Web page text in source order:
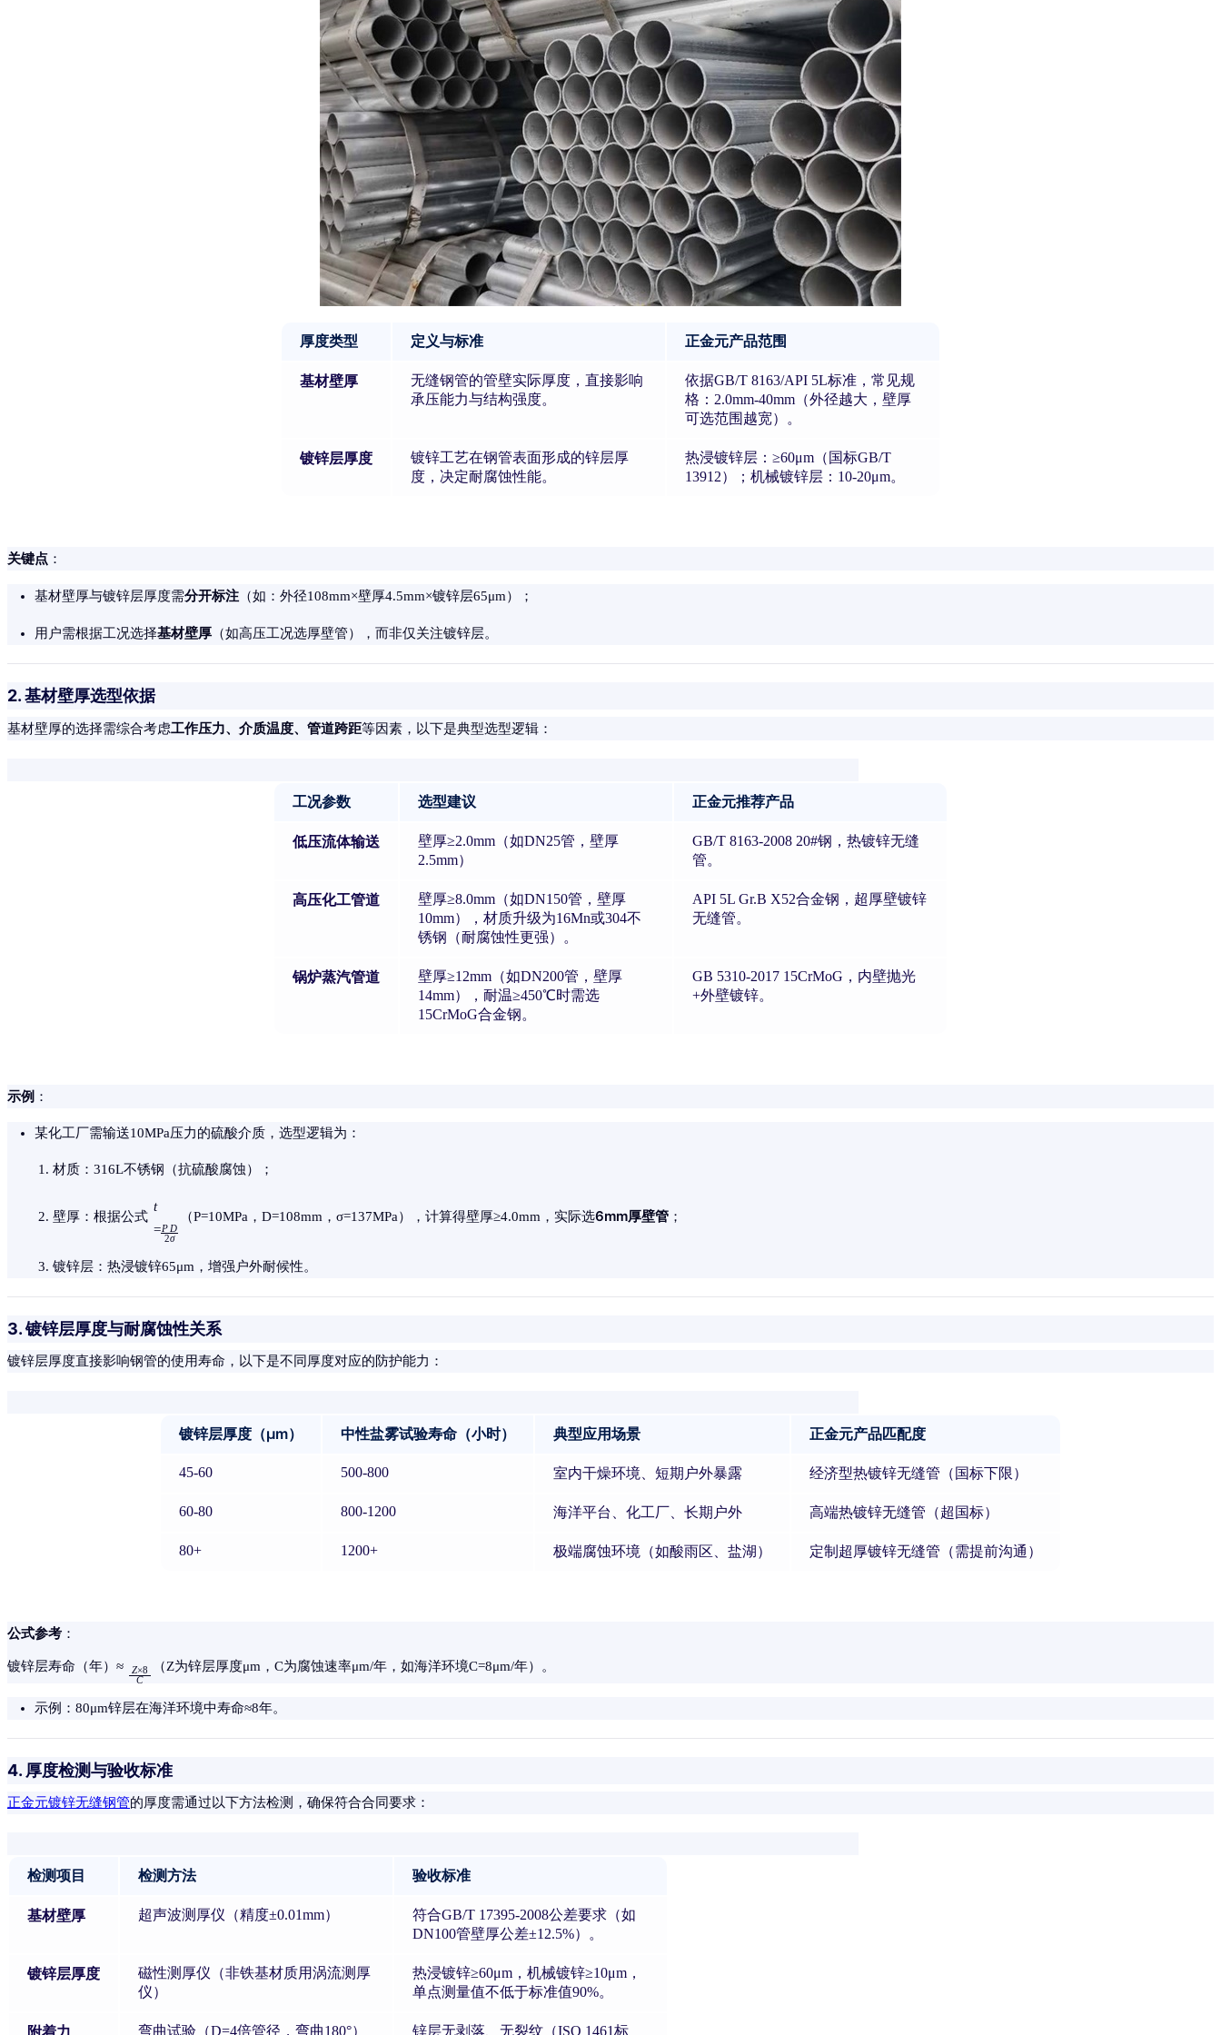
厚度类型 定义与标准 正金元产品范围
基材壁厚
无缝钢管的管壁实际厚度，直接影响
承压能力与结构强度。
依据GB/T 8163/API 5L标准，常见规
格：2.0mm-40mm（外径越大，壁厚
可选范围越宽）。
镀锌层厚度
镀锌工艺在钢管表面形成的锌层厚
度，决定耐腐蚀性能。
热浸镀锌层：≥60μm（国标GB/T
13912）；机械镀锌层：10-20μm。
关键点 ：
基材壁厚与镀锌层厚度需分开标注 （如：外径108mm×壁厚4.5mm×镀锌层65μm）；
用户需根据工况选择基材壁厚 （如高压工况选厚壁管），而非仅关注镀锌层。
2. 基材壁厚选型依据
基材壁厚的选择需综合考虑工作压力、介质温度、管道跨距等因素，以下是典型选型逻辑：
工况参数 选型建议 正金元推荐产品
低压流体输送
壁厚≥2.0mm（如DN25管，壁厚
2.5mm）
GB/T 8163-2008 20#钢，热镀锌无缝
管。
高压化工管道
壁厚≥8.0mm（如DN150管，壁厚
10mm），材质升级为16Mn或304不
锈钢（耐腐蚀性更强）。
API 5L Gr.B X52合金钢，超厚壁镀锌
无缝管。
锅炉蒸汽管道
壁厚≥12mm（如DN200管，壁厚
14mm），耐温≥450℃时需选
15CrMoG合金钢。
GB 5310-2017 15CrMoG，内壁抛光
+外壁镀锌。
示例 ：
某化工厂需输送10MPa压力的硫酸介质，选型逻辑为：
材质：316L不锈钢（抗硫酸腐蚀）；
壁厚：根据公式
t
=
2σ
P D
（P=10MPa，D=108mm，σ=137MPa），计算得壁厚≥4.0mm，实际选6mm厚壁管 ；
镀锌层：热浸镀锌65μm，增强户外耐候性。
3. 镀锌层厚度与耐腐蚀性关系
镀锌层厚度直接影响钢管的使用寿命，以下是不同厚度对应的防护能力：
镀锌层厚度（μm） 中性盐雾试验寿命（小时） 典型应用场景 正金元产品匹配度
45-60 500-800 室内干燥环境、短期户外暴露 经济型热镀锌无缝管（国标下限）
60-80 800-1200 海洋平台、化工厂、长期户外 高端热镀锌无缝管（超国标）
80+ 1200+ 极端腐蚀环境（如酸雨区、盐湖） 定制超厚镀锌无缝管（需提前沟通）
公式参考 ：
镀锌层寿命（年）≈
C
Z×8 （Z为锌层厚度μm，C为腐蚀速率μm/年，如海洋环境C=8μm/年）。
示例：80μm锌层在海洋环境中寿命≈8年。
4. 厚度检测与验收标准
正金元镀锌无缝钢管的厚度需通过以下方法检测，确保符合合同要求：
检测项目 检测方法 验收标准
基材壁厚 超声波测厚仪（精度±0.01mm）
符合GB/T 17395-2008公差要求（如
DN100管壁厚公差±12.5%）。
镀锌层厚度
磁性测厚仪（非铁基材质用涡流测厚
仪）
热浸镀锌≥60μm，机械镀锌≥10μm，
单点测量值不低于标准值90%。
弯曲试验（D=4倍管径，弯曲180°） 锌层无剥落、无裂纹（ISO 1461标